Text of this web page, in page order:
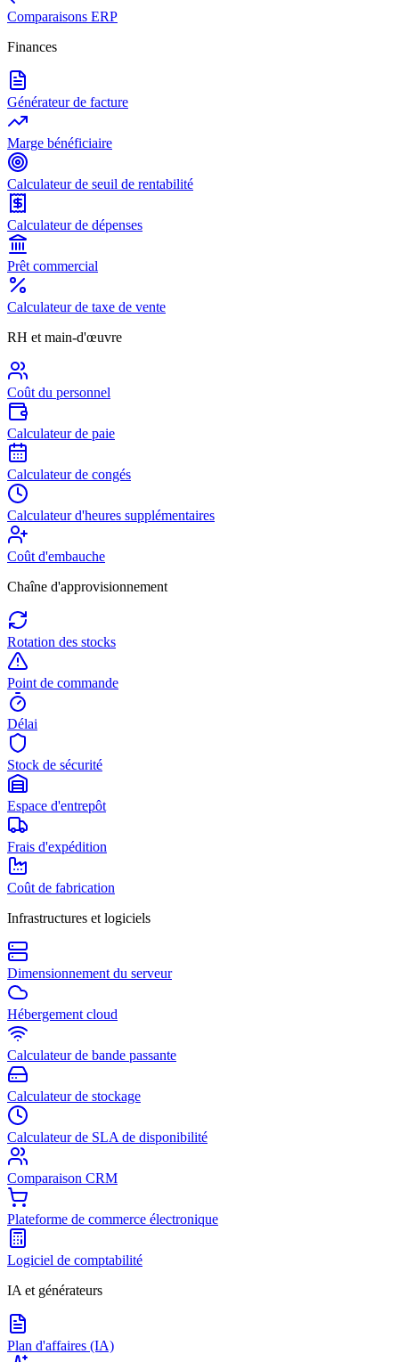
Comparaisons ERP
Finances
Générateur de facture
Marge bénéficiaire
Calculateur de seuil de rentabilité
Calculateur de dépenses
Prêt commercial
Calculateur de taxe de vente
RH et main-d'œuvre
Coût du personnel
Calculateur de paie
Calculateur de congés
Calculateur d'heures supplémentaires
Coût d'embauche
Chaîne d'approvisionnement
Rotation des stocks
Point de commande
Délai
Stock de sécurité
Espace d'entrepôt
Frais d'expédition
Coût de fabrication
Infrastructures et logiciels
Dimensionnement du serveur
Hébergement cloud
Calculateur de bande passante
Calculateur de stockage
Calculateur de SLA de disponibilité
Comparaison CRM
Plateforme de commerce électronique
Logiciel de comptabilité
IA et générateurs
Plan d'affaires (IA)